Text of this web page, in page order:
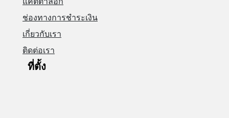
ช่องทางการชำระเงิน
เกี่ยวกับเรา
ติดต่อเรา
ที่ตั้ง